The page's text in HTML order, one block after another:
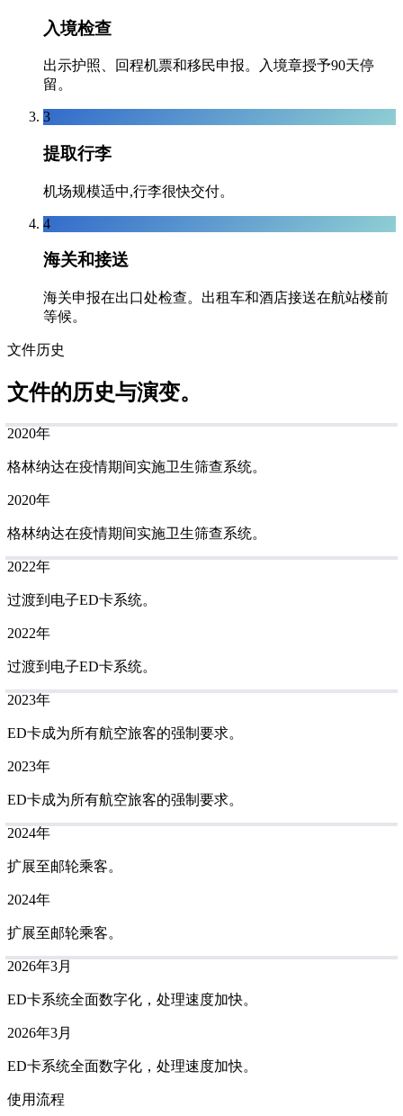
入境检查
出示护照、回程机票和移民申报。入境章授予90天停
留。
3
提取行李
机场规模适中,行李很快交付。
4
海关和接送
海关申报在出口处检查。出租车和酒店接送在航站楼前
等候。
文件历史
文件的历史与演变。
2020年
格林纳达在疫情期间实施卫生筛查系统。
2020年
格林纳达在疫情期间实施卫生筛查系统。
2022年
过渡到电子ED卡系统。
2022年
过渡到电子ED卡系统。
2023年
ED卡成为所有航空旅客的强制要求。
2023年
ED卡成为所有航空旅客的强制要求。
2024年
扩展至邮轮乘客。
2024年
扩展至邮轮乘客。
2026年3月
ED卡系统全面数字化，处理速度加快。
2026年3月
ED卡系统全面数字化，处理速度加快。
使用流程